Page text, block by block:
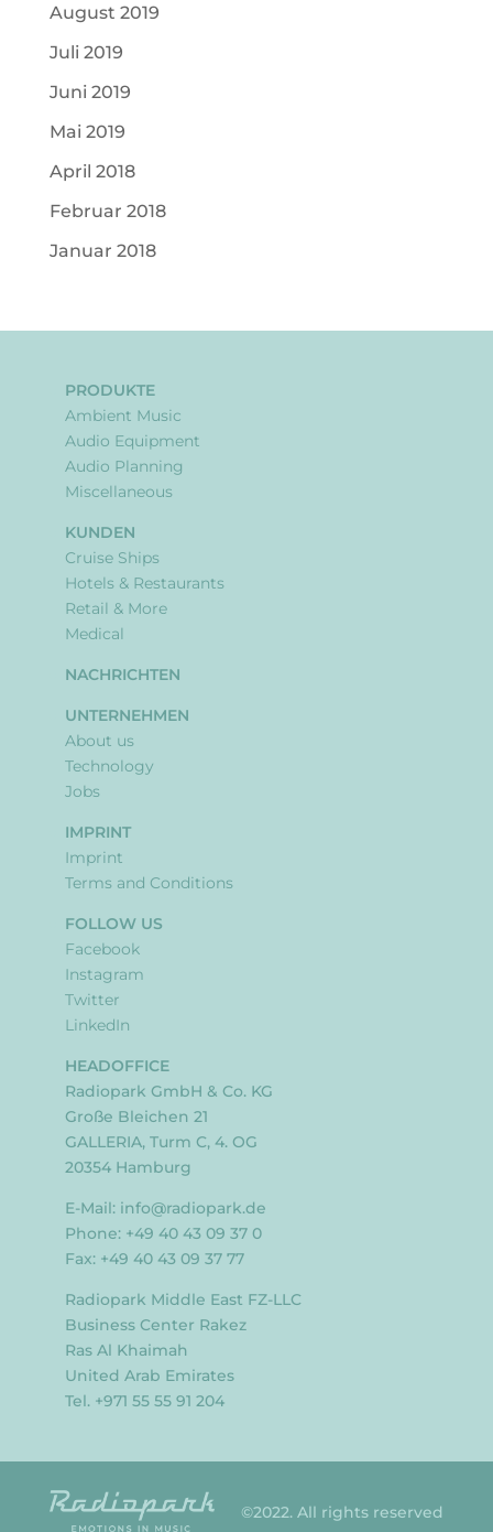
August 2019
Juli 2019
Juni 2019
Mai 2019
April 2018
Februar 2018
Januar 2018
PRODUKTE
Ambient Music
Audio Equipment
Audio Planning
Miscellaneous
KUNDEN
Cruise Ships
Hotels & Restaurants
Retail & More
Medical
NACHRICHTEN
UNTERNEHMEN
About us
Technology
Jobs
IMPRINT
Imprint
Terms and Conditions
FOLLOW US
Facebook
Instagram
Twitter
LinkedIn
HEADOFFICE
Radiopark GmbH & Co. KG
Große Bleichen 21
GALLERIA, Turm C, 4. OG
20354 Hamburg
E-Mail: info@radiopark.de
Phone: +49 40 43 09 37 0
Fax: +49 40 43 09 37 77
Radiopark Middle East FZ-LLC
Business Center Rakez
Ras Al Khaimah
United Arab Emirates
Tel. +971 55 55 91 204
©2022. All rights reserved